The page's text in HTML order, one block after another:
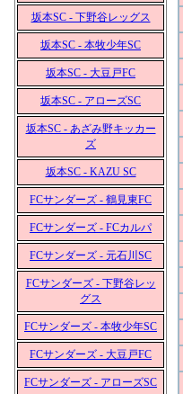
坂本SC - 下野谷レッグス
坂本SC - 本牧少年SC
坂本SC - 大豆戸FC
坂本SC - アローズSC
坂本SC - あざみ野キッカー
ズ
坂本SC - KAZU SC
FCサンダーズ - 鶴見東FC
FCサンダーズ - FCカルパ
FCサンダーズ - 元石川SC
FCサンダーズ - 下野谷レッ
グス
FCサンダーズ - 本牧少年SC
FCサンダーズ - 大豆戸FC
FCサンダーズ - アローズSC